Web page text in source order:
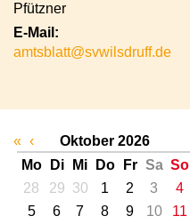
Pfützner
E-Mail:
amtsblatt@svwilsdruff.de
« ‹
Oktober 2026
Mo
Di Mi Do Fr Sa So
28
29 30 1 2 3
4
5
6 7 8 9 10
11